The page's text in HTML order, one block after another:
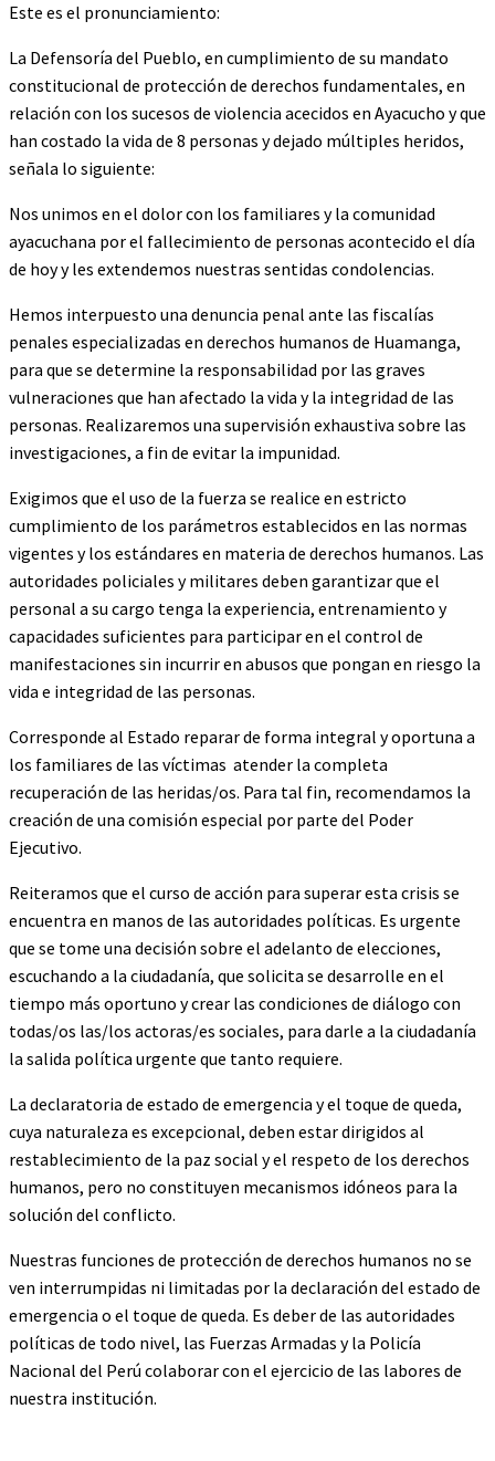
Este es el pronunciamiento:
La Defensoría del Pueblo, en cumplimiento de su mandato
constitucional de protección de derechos fundamentales, en
relación con los sucesos de violencia acecidos en Ayacucho y que
han costado la vida de 8 personas y dejado múltiples heridos,
señala lo siguiente:
Nos unimos en el dolor con los familiares y la comunidad
ayacuchana por el fallecimiento de personas acontecido el día
de hoy y les extendemos nuestras sentidas condolencias.
Hemos interpuesto una denuncia penal ante las fiscalías
penales especializadas en derechos humanos de Huamanga,
para que se determine la responsabilidad por las graves
vulneraciones que han afectado la vida y la integridad de las
personas. Realizaremos una supervisión exhaustiva sobre las
investigaciones, a fin de evitar la impunidad.
Exigimos que el uso de la fuerza se realice en estricto
cumplimiento de los parámetros establecidos en las normas
vigentes y los estándares en materia de derechos humanos. Las
autoridades policiales y militares deben garantizar que el
personal a su cargo tenga la experiencia, entrenamiento y
capacidades suficientes para participar en el control de
manifestaciones sin incurrir en abusos que pongan en riesgo la
vida e integridad de las personas.
Corresponde al Estado reparar de forma integral y oportuna a
los familiares de las víctimas atender la completa
recuperación de las heridas/os. Para tal fin, recomendamos la
creación de una comisión especial por parte del Poder
Ejecutivo.
Reiteramos que el curso de acción para superar esta crisis se
encuentra en manos de las autoridades políticas. Es urgente
que se tome una decisión sobre el adelanto de elecciones,
escuchando a la ciudadanía, que solicita se desarrolle en el
tiempo más oportuno y crear las condiciones de diálogo con
todas/os las/los actoras/es sociales, para darle a la ciudadanía
la salida política urgente que tanto requiere.
La declaratoria de estado de emergencia y el toque de queda,
cuya naturaleza es excepcional, deben estar dirigidos al
restablecimiento de la paz social y el respeto de los derechos
humanos, pero no constituyen mecanismos idóneos para la
solución del conflicto.
Nuestras funciones de protección de derechos humanos no se
ven interrumpidas ni limitadas por la declaración del estado de
emergencia o el toque de queda. Es deber de las autoridades
políticas de todo nivel, las Fuerzas Armadas y la Policía
Nacional del Perú colaborar con el ejercicio de las labores de
nuestra institución.